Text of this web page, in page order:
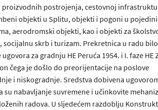
proizvodnih postrojenja, cestovnoj
objekti u Splitu, objekti i pogoni u
aerodromski objekti, kao i objekti za
socijalnu skrb i turizam. Prekretnica u radu
za gradnju HE Peruća 1954. i I. faze HE
čega je došlo do preorijentacije na poslove
i niskogradnje. Sredstva dobivena
su nabavljanje suvremene i učinkovite
radova. U sljedećem razdoblju